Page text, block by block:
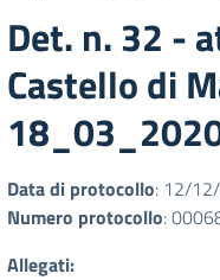
Det. n. 32 -
Castello di
Data di protocollo: 12/
Numero protocollo:
Allegati: